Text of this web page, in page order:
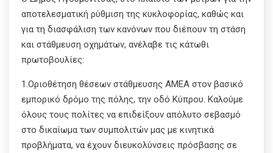
αποτελεσματική ρύθμιση της κυκλοφορίας, καθώς και
για τη διασφάλιση των κανόνων που διέπουν τη στάση
και στάθμευση οχημάτων, ανέλαβε τις κάτωθι
πρωτοβουλίες:
1.Οριοθέτηση θέσεων στάθμευσης ΑΜΕΑ στον βασικό
εμπορικό δρόμο της πόλης, την οδό Κύπρου. Καλούμε
όλους τους πολίτες να επιδείξουν απόλυτο σεβασμό
στο δικαίωμα των συμπολιτών μας με κινητικά
προβλήματα, να έχουν διευκολύνσεις πρόσβασης σε